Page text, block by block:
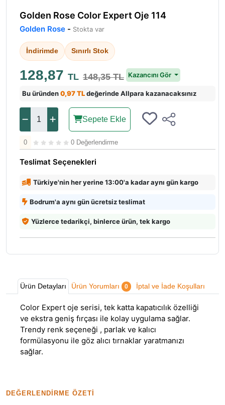
Golden Rose Color Expert Oje 114
Golden Rose - Stokta var
İndirimde Sınırlı Stok
128,87 TL 148,35 TL Kazancını Gör
Bu üründen0,97 TLdeğerinde Allpara kazanacaksınız
Sepete Ekle
0 0 Değerlendirme
Teslimat Seçenekleri
Türkiye'nin her yerine 13:00'a kadar aynı gün kargo
Bodrum'a aynı gün ücretsiz teslimat
Yüzlerce tedarikçi, binlerce ürün, tek kargo
Ürün Detayları Ürün Yorumları 0 İptal ve İade Koşulları
Color Expert oje serisi, tek katta kapatıcılık özelliği
ve ekstra geniş fırçası ile kolay uygulama sağlar.
Trendy renk seçeneği , parlak ve kalıcı
formülasyonu ile göz alıcı tırnaklar yaratmanızı
sağlar.
DEĞERLENDIRME ÖZETI